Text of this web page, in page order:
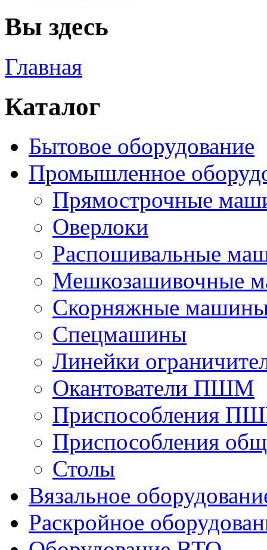
Вы здесь
Главная
Каталог
Бытовое оборудование
Промышленное
Прямострочные
Оверлоки
Распошивальные
Мешкозашивочные
Скорняжные
Спецмашины
Линейки
Окантователи ПШМ
Приспособления
Приспособления
Столы
Вязальное
Раскройное